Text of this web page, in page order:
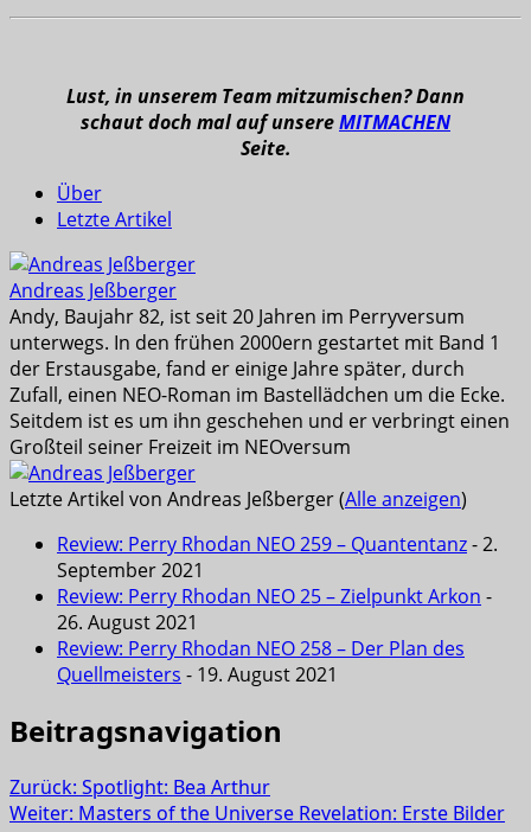
Lust, in unserem Team mitzumischen? Dann
schaut doch mal auf unsereMITMACHEN
Seite.
Über
Letzte Artikel
Andreas Jeßberger
Andy, Baujahr 82, ist seit 20 Jahren im Perryversum
unterwegs. In den frühen 2000ern gestartet mit Band 1
der Erstausgabe, fand er einige Jahre später, durch
Zufall, einen NEO-Roman im Bastellädchen um die Ecke.
Seitdem ist es um ihn geschehen und er verbringt einen
Großteil seiner Freizeit im NEOversum
Letzte Artikel von Andreas Jeßberger(Alle anzeigen)
Review: Perry Rhodan NEO 259 – Quantentanz- 2.
September 2021
Review: Perry Rhodan NEO 25 – Zielpunkt Arkon -
26. August 2021
Review: Perry Rhodan NEO 258 – Der Plan des
Quellmeisters - 19. August 2021
Beitragsnavigation
Zurück: Spotlight: Bea Arthur
Weiter: Masters of the Universe Revelation: Erste Bilder